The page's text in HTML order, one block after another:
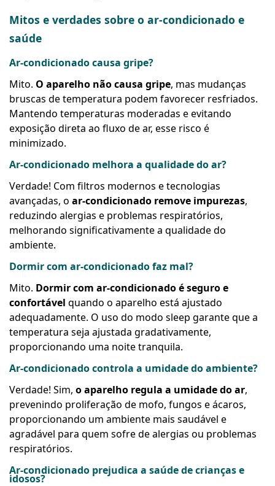
Mitos e verdades sobre o ar-condicionado e
saúde
Ar-condicionado causa gripe?
Mito. O aparelho não causa gripe, mas mudanças
bruscas de temperatura podem favorecer resfriados.
Mantendo temperaturas moderadas e evitando
exposição direta ao fluxo de ar, esse risco é
minimizado.
Ar-condicionado melhora a qualidade do ar?
Verdade! Com filtros modernos e tecnologias
avançadas, o ar-condicionado remove impurezas,
reduzindo alergias e problemas respiratórios,
melhorando significativamente a qualidade do
ambiente.
Dormir com ar-condicionado faz mal?
Mito. Dormir com ar-condicionado é seguro e
confortável quando o aparelho está ajustado
adequadamente. O uso do modo sleep garante que a
temperatura seja ajustada gradativamente,
proporcionando uma noite tranquila.
Ar-condicionado controla a umidade do ambiente?
Verdade! Sim, o aparelho regula a umidade do ar,
prevenindo proliferação de mofo, fungos e ácaros,
proporcionando um ambiente mais saudável e
agradável para quem sofre de alergias ou problemas
respiratórios.
Ar-condicionado prejudica a saúde de crianças e
idosos?